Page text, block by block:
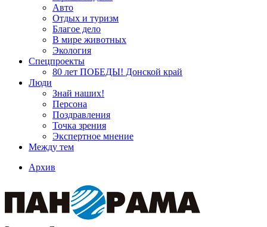
Авто
Отдых и туризм
Благое дело
В мире животных
Экология
Спецпроекты
80 лет ПОБЕДЫ! Донской край
Люди
Знай наших!
Персона
Поздравления
Точка зрения
Экспертное мнение
Между тем
Архив